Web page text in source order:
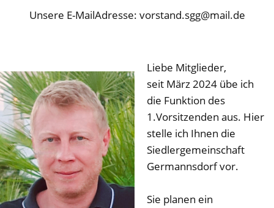
Unsere E-MailAdresse: vorstand.sgg@mail.de
Liebe Mitglieder,
seit März 2024 übe ich
die Funktion des
1.Vorsitzenden aus. Hier
stelle ich Ihnen die
Siedlergemeinschaft
Germannsdorf vor.
Sie planen ein